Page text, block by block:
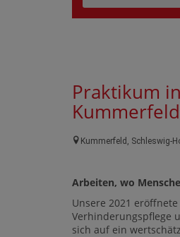
Praktikum
Kummerfeld
Kummerfeld , Schleswig-
Arbeiten, wo
Unsere 2021
Verhinderungspflege
sich auf ein